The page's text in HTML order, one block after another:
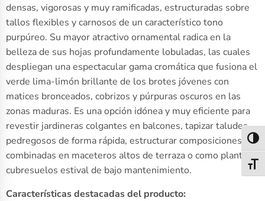
densas, vigorosas y muy ramificadas, estructuradas sobre
tallos flexibles y carnosos de un característico tono
purpúreo. Su mayor atractivo ornamental radica en la
belleza de sus hojas profundamente lobuladas, las cuales
despliegan una espectacular gama cromática que fusiona el
verde lima-limón brillante de los brotes jóvenes con
matices bronceados, cobrizos y púrpuras oscuros en las
zonas maduras. Es una opción idónea y muy eficiente para
revestir jardineras colgantes en balcones, tapizar taludes
pedregosos de forma rápida, estructurar composiciones
combinadas en maceteros altos de terraza o como planta
cubresuelos estival de bajo mantenimiento.
Características destacadas del producto: